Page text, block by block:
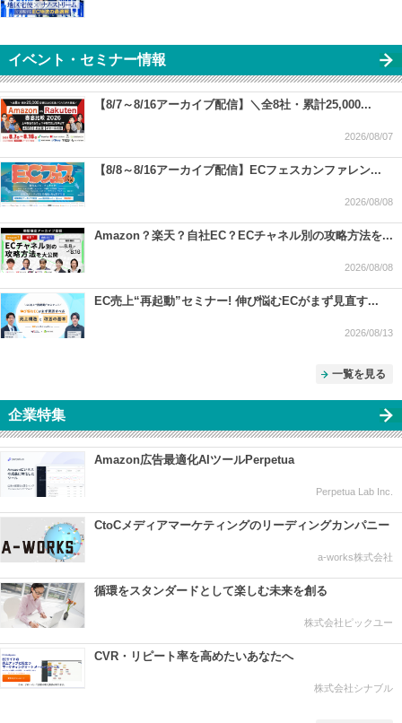
イベント・セミナー情報
【8/7～8/16アーカイブ配信】＼全8社・累計25,000...
2026/08/07
【8/8～8/16アーカイブ配信】ECフェスカンファレン...
2026/08/08
Amazon？楽天？自社EC？ECチャネル別の攻略方法を...
2026/08/08
EC売上“再起動”セミナー! 伸び悩むECがまず見直す...
2026/08/13
一覧を見る
企業特集
Amazon広告最適化AIツールPerpetua
Perpetua Lab Inc.
CtoCメディアマーケティングのリーディングカンパニー
a-works株式会社
循環をスタンダードとして楽しむ未来を創る
株式会社ピックユー
CVR・リピート率を高めたいあなたへ
株式会社シナブル